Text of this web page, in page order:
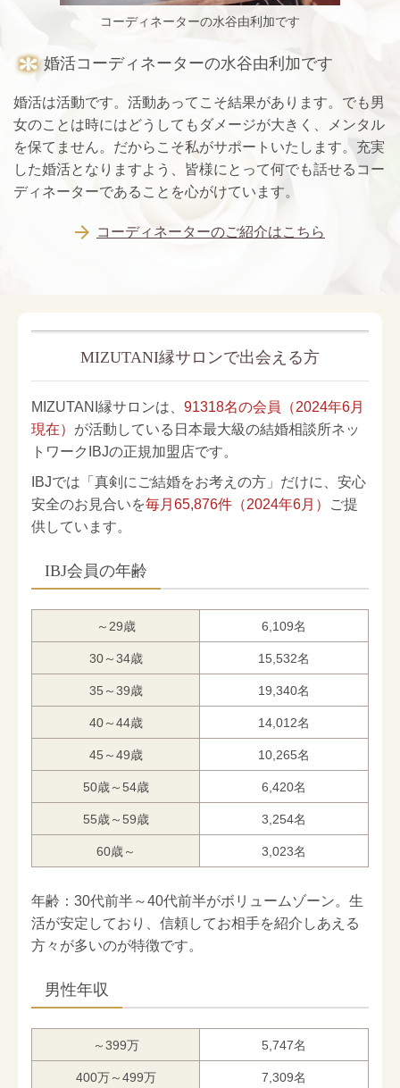
コーディネーターの水谷由利加です
婚活コーディネーターの水谷由利加です
婚活は活動です。活動あってこそ結果があります。でも男
女のことは時にはどうしてもダメージが大きく、メンタル
を保てません。だからこそ私がサポートいたします。充実
した婚活となりますよう、皆様にとって何でも話せるコー
ディネーターであることを心がけています。
コーディネーターのご紹介はこちら
MIZUTANI縁サロンで出会える方
MIZUTANI縁サロンは、 91318名の会員
（2024年6月
現在） が活動している日本最大級の結婚相談所ネッ
トワークIBJの正規加盟店です。
IBJでは「真剣にご結婚をお考えの方」だけに、安心
安全のお見合いを毎月65,876件（2024年6月）
ご提
供しています。
IBJ会員の年齢
～29歳 6,109名
30～34歳 15,532名
35～39歳 19,340名
40～44歳 14,012名
45～49歳 10,265名
50歳～54歳 6,420名
55歳～59歳 3,254名
60歳～ 3,023名
年齢：30代前半～40代前半がボリュームゾーン。生
活が安定しており、信頼してお相手を紹介しあえる
方々が多いのが特徴です。
男性年収
～399万 5,747名
400万～499万 7,309名